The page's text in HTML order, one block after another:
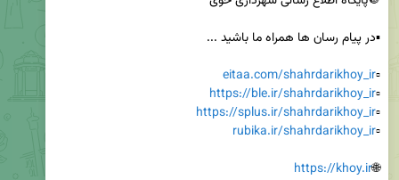
▫️
eitaa.com/shahrdarikhoy_ir
▫️
https://ble.ir/shahrdarikhoy_ir
▫️
https://splus.ir/shahrdarikhoy_ir
▫️
rubika.ir/shahrdarikhoy_ir
🌐
https://khoy.ir